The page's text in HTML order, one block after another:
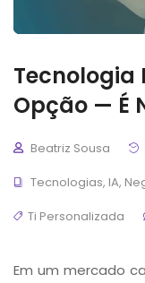
Tecnologia
Opção — É
Beatriz Sousa
Tecnologias, IA,
Ti Personalizada
Em um mercado